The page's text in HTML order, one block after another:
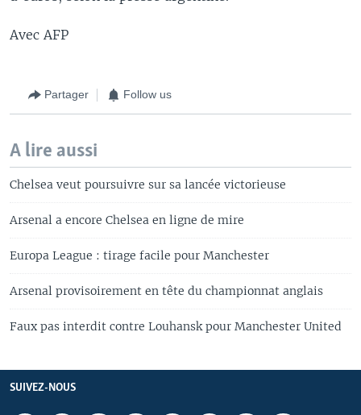
Avec AFP
Partager Follow us
A lire aussi
Chelsea veut poursuivre sur sa lancée victorieuse
Arsenal a encore Chelsea en ligne de mire
Europa League : tirage facile pour Manchester
Arsenal provisoirement en tête du championnat anglais
Faux pas interdit contre Louhansk pour Manchester United
SUIVEZ-NOUS